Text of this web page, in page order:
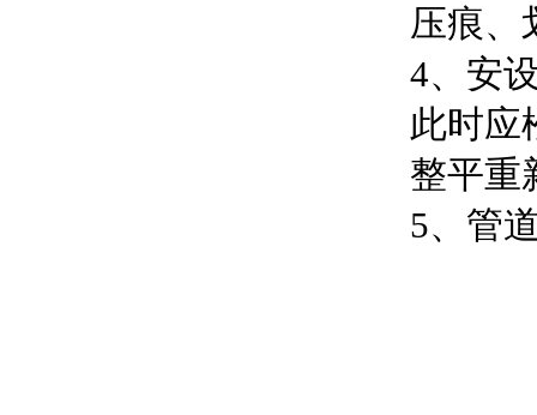
压痕、
4、安
此时应
整平重
5、管